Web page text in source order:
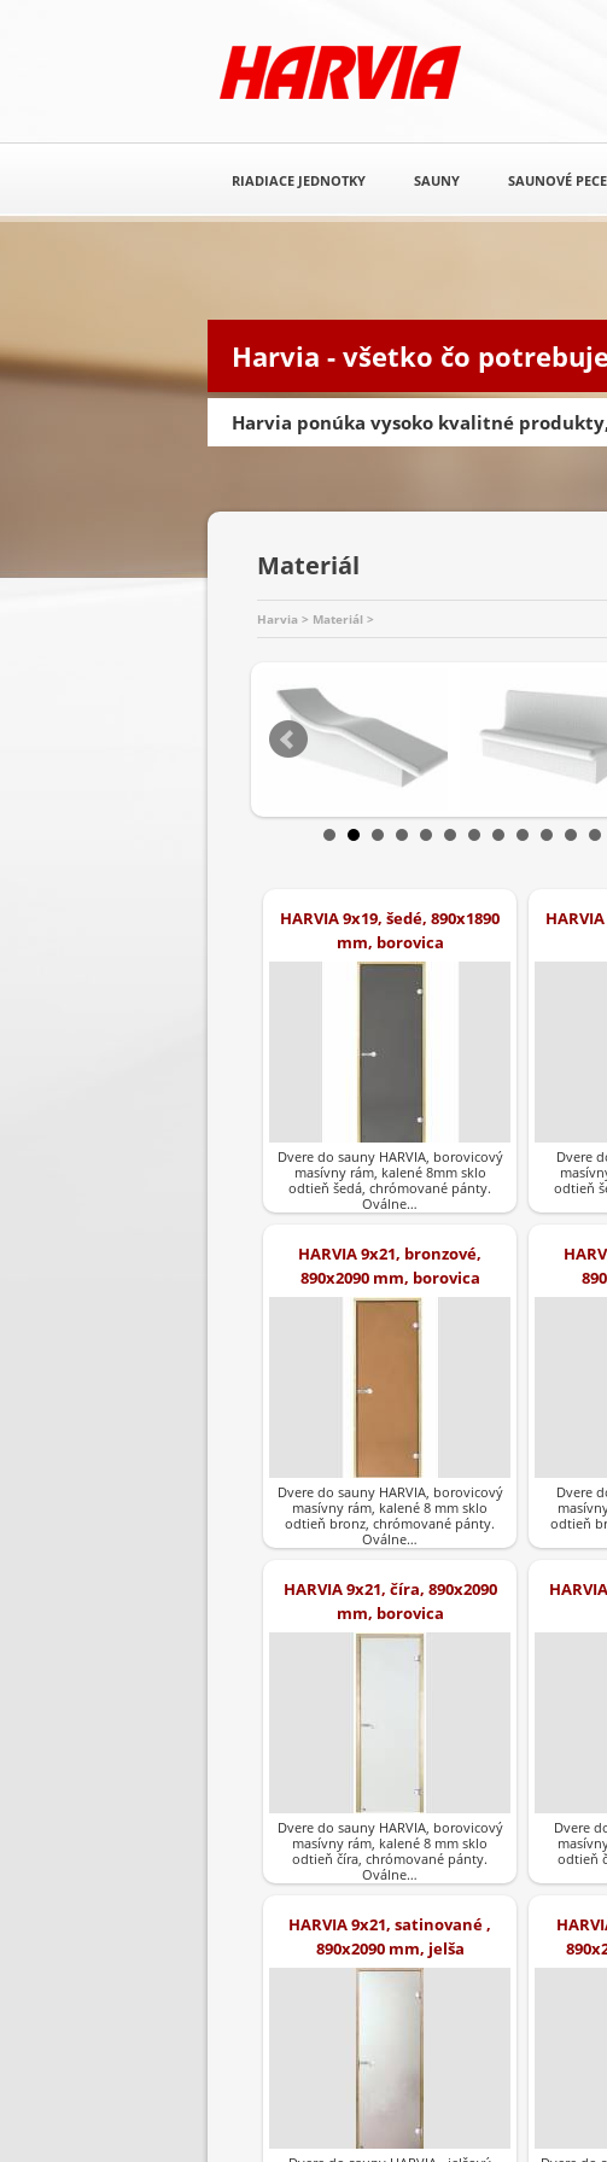
Harvia - všetko čo
Harvia ponúka vysoko kvalitné
RIADIACE JEDNOTKY SAUNY SAUNOVÉ
Materiál
Harvia > Materiál >
HARVIA 9x19, šedé, 890x1890
mm, borovica
Dvere do sauny HARVIA, borovicový
masívny rám, kalené 8mm sklo
odtieň šedá, chrómované pánty.
Oválne…
Dvere
odtieň
HARVIA 9x21, bronzové,
890x2090 mm, borovica
Dvere do sauny HARVIA, borovicový
masívny rám, kalené 8 mm sklo
odtieň bronz, chrómované pánty.
Oválne…
Dvere
odtieň
HARVIA 9x21, číra, 890x2090
mm, borovica
Dvere do sauny HARVIA, borovicový
masívny rám, kalené 8 mm sklo
odtieň číra, chrómované pánty.
Oválne…
Dvere
odtieň
HARVIA 9x21, satinované ,
890x2090 mm, jelša